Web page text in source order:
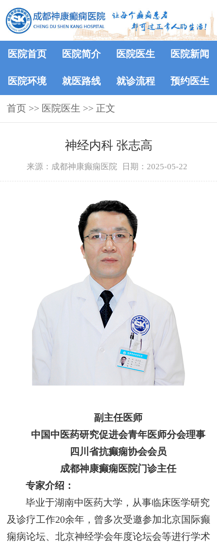
医院首页 医院简介 医院医生 医院新闻
医院环境 就医路线 就诊流程 预约医生
首页 >> 医院医生 >> 正文
神经内科 张志高
来源：成都神康癫痫医院 日期：2025-05-22
副主任医师
中国中医药研究促进会青年医师分会理事
四川省抗癫痫协会会员
成都神康癫痫医院门诊主任
专家介绍：
毕业于湖南中医药大学，从事临床医学研究
及诊疗工作20余年，曾多次受邀参加北京国际癫
痫病论坛、北京神经学会年度论坛会等进行学术